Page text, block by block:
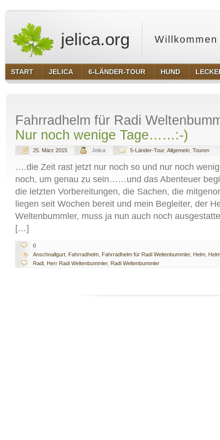
jelica.org
START JELICA 6-LÄNDER-TOUR HUND
Fahrradhelm für Radi
Nur noch wenige Tage……:-)
25. März 2015 Jelica 5-Länder-Tour, Allgemein Touren
….die Zeit rast jetzt nur noch so und nur noch
noch, um genau zu sein……und das Abenteuer
die letzten Vorbereitungen, die Sachen, die
liegen seit Wochen bereit und mein Begleiter, der
Weltenbummler, muss ja nun auch noch
[…]
0
Anschnallgurt Fahrradhelm Fahrradhelm für Radi Weltenbummler, Helm
Radi Herr Radi Weltenbummler, Radi Weltenbummler